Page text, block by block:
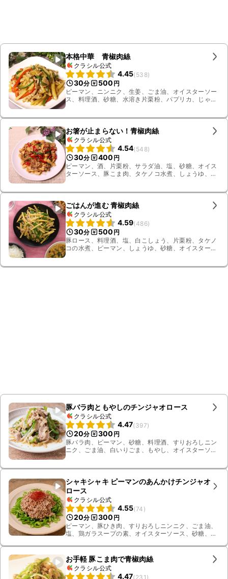
本格中華 青椒肉絲
クラシル公式
4.45(538)
30分 500 円
ピーマン、ニンニク、生姜、ごま油、オイスターソー
ス、料理酒、砂糖、水溶き片栗粉、パプリカ、じゃが
お箸が止まらない！青椒肉絲
クラシル公式
4.54(548)
30分 400 円
ピーマン、酒、片栗粉、サラダ油、塩、砂糖、オイス
ターソース、豚こま肉、タケノコ水煮、しょうゆ、す
ごはんが進む 青椒肉絲
クラシル公式
4.59(486)
30分 500 円
豚ロース、料理酒、塩、白こしょう、片栗粉、タケノ
コの水煮、ピーマン、しょうゆ、砂糖、オイスター
豚バラ肉ともやしのチンジャオロース
クラシル公式
4.47(397)
20分 300 円
豚バラ肉、ピーマン、砂糖、料理酒、すりおろしニン
ニク、ごま油、白いりごま、もやし、オイスターソー
シャキシャキ ピーマンのあんかけチンジャオ
ロース
クラシル公式
4.55(74 )
20分 300 円
ピーマン、豚ひき肉、すりおろしニンニク、ごま油、
塩、鶏ガラスープの素、オイスターソース、砂糖、水
辛子、水
お手軽 豚こま肉で青椒肉絲
クラシル公式
4.47(231 )